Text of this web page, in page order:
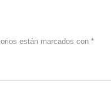
están marcados con *